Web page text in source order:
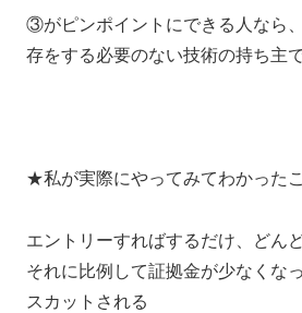
③がピンポイントにできる人なら
存をする必要のない技術の持ち主で
★私が実際にやってみてわかった
エントリーすればするだけ、どん
それに比例して証拠金が少なくな
スカットされる